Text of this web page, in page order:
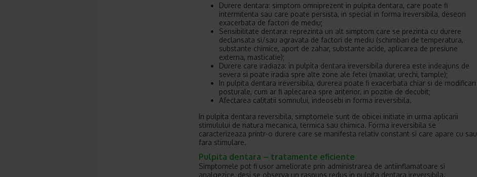
Durere dentara: simptom omniprezent in pulpita dentara, care poate fi
intermitenta sau care poate persista, in special in forma ireversibila, deseori
exacerbata de factori de mediu;
Sensibilitate dentara: reprezinta un alt simptom care se prezinta cu durere
declansata si/sau agravata de factori de mediu (schimbari de temperatura,
substante chimice, aport de zahar, substante acide, aplicarea de presiune
externa, masticatie);
Durere care iradiaza: in pulpita dentara ireversibila durerea este indeajuns de
severa si poate iradia spre alte zone ale fetei (maxilar, urechi, tample);
In pulpita dentara ireversibila, durerea poate fi exacerbata chiar si de modificari
posturale, cum ar fi aplecarea spre anterior, in pozitie de decubit;
Afectarea calitatii somnului, indeosebi in forma ireversibila.
In pulpita dentara reversibila, simptomele sunt de obicei initiate in urma aplicarii
stimulului de natura mecanica, termica sau chimica. Forma ireversibila se
caracterizeaza printr-o durere care se manifesta relativ constant si care apare cu sau
fara stimulare.
Pulpita dentara – tratamente eficiente
Simptomele pot fi usor ameliorate prin administrarea de antiinflamatoare si
analgezice, desi se observa un raspuns redus in pulpita dentara ireversibila.